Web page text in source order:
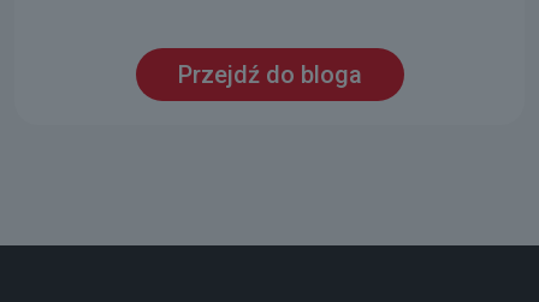
Przejdź do bloga